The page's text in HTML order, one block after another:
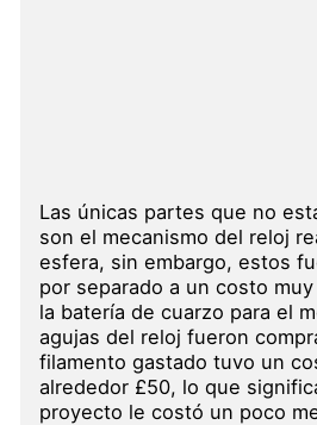
Las únicas partes que no
son el mecanismo del reloj
esfera, sin embargo, estos
por separado a un costo
la batería de cuarzo para el
agujas del reloj fueron
filamento gastado tuvo un
alrededor £50, lo que
proyecto le costó un poco